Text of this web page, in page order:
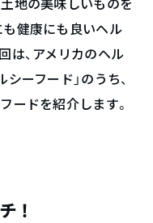
地の美味しいものを
健康にも良いヘル
は、アメリカのヘル
ーフード」のうち、
ードを紹介します。
！